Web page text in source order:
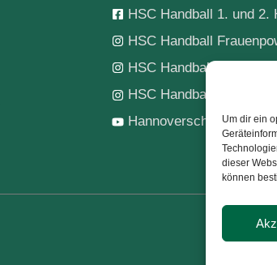
Um dir ein
dieser
können
HSC Handball 1. und 2.
HSC Handball
HSC Handball 1. Herren
HSC Handball-Jugend
Hannoverscher SC